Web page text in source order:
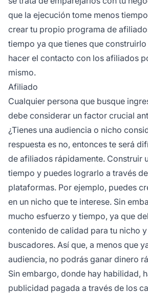
que la ejecución tome menos
crear tu propio programa de
tiempo ya que tienes que
hacer el contacto con los afiliados
mismo.
Afiliado
Cualquier persona que busque
debe considerar un factor crucial
¿Tienes una audiencia o nicho
respuesta es no, entonces te será
de afiliados rápidamente. Construir
tiempo y puedes lograrlo a través
plataformas. Por ejemplo, puedes
en un nicho que te interese. Sin
mucho esfuerzo y tiempo, ya que
contenido de calidad para tu nicho
buscadores. Así que, a menos que
audiencia, no podrás ganar dinero
Sin embargo, donde hay habilidad,
publicidad pagada a través de los